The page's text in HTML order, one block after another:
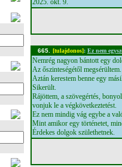
2025. okt. 9.
665. [tulajdonos]: Ez nem
Nemrég nagyon bántott egy
Az őszinteségétől megsérültem.
Aztán kerestem benne egy
Sikerült.
Rájöttem, a szövegértés,
vonjuk le a végkövetkeztetést.
Ez nem mindig vág egybe a
Mint amikor egy történetet,
Érdekes dolgok születhetnek.